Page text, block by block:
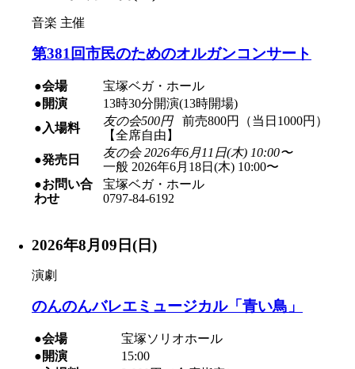
音楽 主催
第381回市民のためのオルガンコンサート
●会場
宝塚ベガ・ホール
●開演
13時30分開演(13時開場)
●入場料
友の会500円前売800円（当日1000円）
【全席自由】
●発売日
友の会 2026年6月11日(木) 10:00〜
一般 2026年6月18日(木) 10:00〜
●お問い合
わせ
宝塚ベガ・ホール
0797-84-6192
2026年8月09日(日)
演劇
のんのんバレエミュージカル「青い鳥」
●会場
宝塚ソリオホール
●開演
15:00